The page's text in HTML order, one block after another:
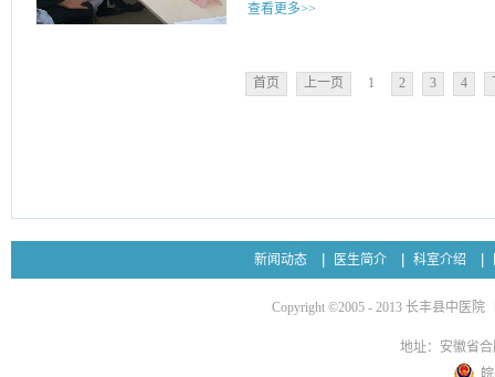
本次培训班将会持续三天时间，通过安徽
家享受到“简、便、验、廉”的中医药服务
详细讲解。崔老深入浅出的分析和实例认
中医药服务的要求，让优质医疗服务惠
“双向转诊”，把降低住院率、减少县外就
将省级医疗优质资源共享到辖区每一个成
外，县中医院医护人员到往水湖片区3个
交流的平台，让广大居民在家门口就能
了当地群众地好评和赞誉！转眼已入小
的医护人员将寒冬踩在脚下，用爱心、
查看更多>>
首页 上一页 1 2 3 4
新闻动态 医生简介 科室介绍
Copyright ©2005 - 2013 长丰县中医院
地址：安徽省